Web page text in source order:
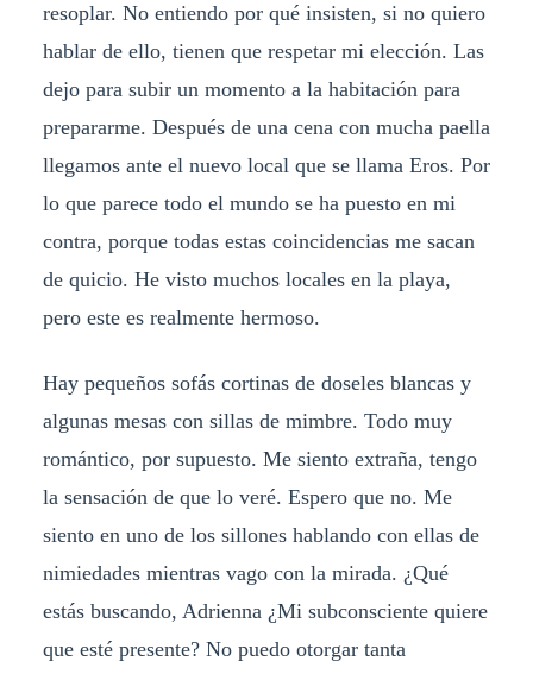
resoplar. No entiendo por qué insisten, si no quiero
hablar de ello, tienen que respetar mi elección. Las
dejo para subir un momento a la habitación para
prepararme. Después de una cena con mucha paella
llegamos ante el nuevo local que se llama Eros. Por
lo que parece todo el mundo se ha puesto en mi
contra, porque todas estas coincidencias me sacan
de quicio. He visto muchos locales en la playa,
pero este es realmente hermoso.
Hay pequeños sofás cortinas de doseles blancas y
algunas mesas con sillas de mimbre. Todo muy
romántico, por supuesto. Me siento extraña, tengo
la sensación de que lo veré. Espero que no. Me
siento en uno de los sillones hablando con ellas de
nimiedades mientras vago con la mirada. ¿Qué
estás buscando, Adrienna ¿Mi subconsciente quiere
que esté presente? No puedo otorgar tanta